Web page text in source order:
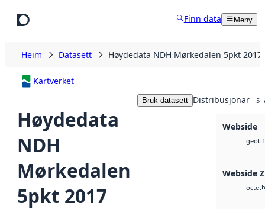
Finn data Meny
Heim Datasett Høydedata NDH Mørkedalen 5pkt 2017
Kartverket
Høydedata
NDH
Mørkedalen
5pkt 2017
Bruk datasett Distribusjonar 5
Webside
Webside
octet